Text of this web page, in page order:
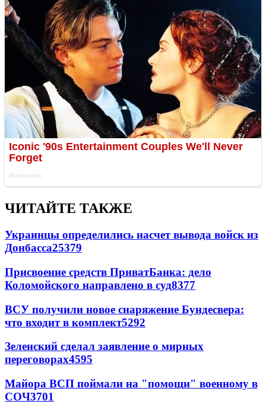
ЧИТАЙТЕ ТАКЖЕ
Украинцы определились насчет вывода войск из
Донбасса25379
Присвоение средств ПриватБанка: дело
Коломойского направлено в суд8377
ВСУ получили новое снаряжение Бундесвера:
что входит в комплект5292
Зеленский сделал заявление о мирных
переговорах4595
Майора ВСП поймали на "помощи" военному в
СОЧ3701